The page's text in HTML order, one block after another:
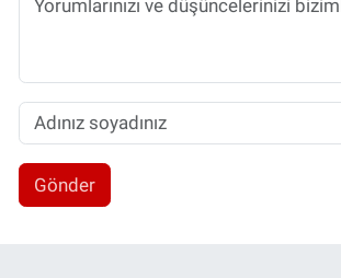
Gönder